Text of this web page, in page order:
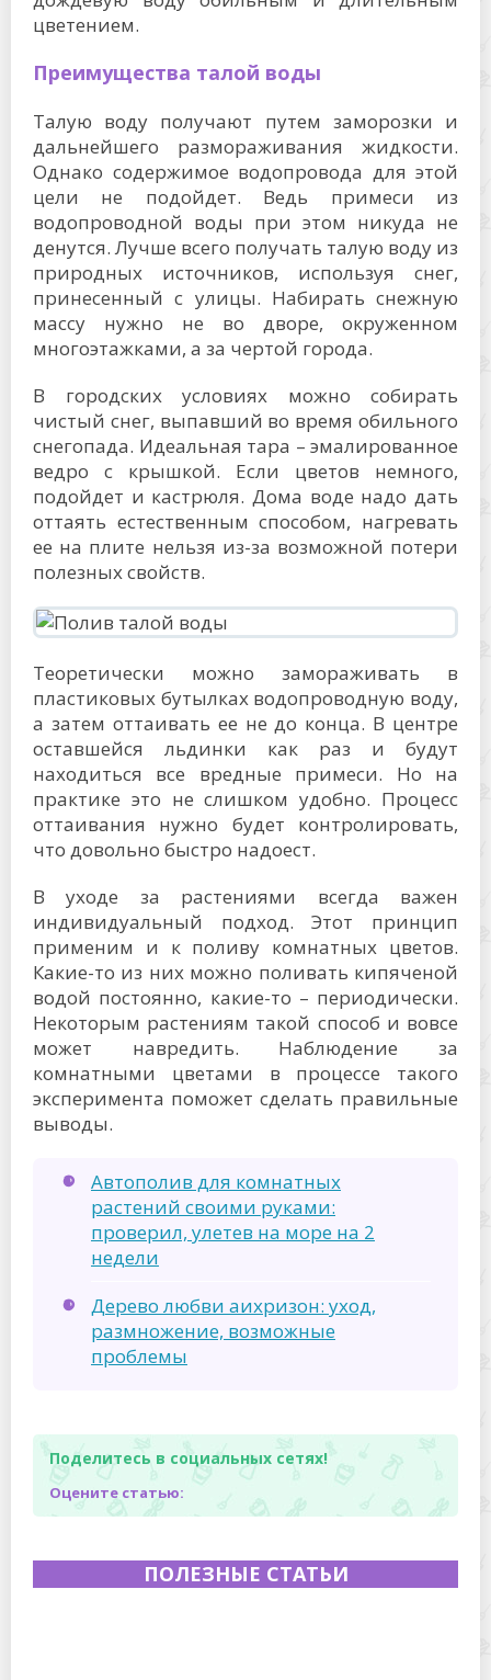
цветением.
Преимущества талой воды
Талую воду получают путем заморозки и
дальнейшего размораживания жидкости.
Однако содержимое водопровода для этой
цели не подойдет. Ведь примеси из
водопроводной воды при этом никуда не
денутся. Лучше всего получать талую воду из
природных источников, используя снег,
принесенный с улицы. Набирать снежную
массу нужно не во дворе, окруженном
многоэтажками, а за чертой города.
В городских условиях можно собирать
чистый снег, выпавший во время обильного
снегопада. Идеальная тара – эмалированное
ведро с крышкой. Если цветов немного,
подойдет и кастрюля. Дома воде надо дать
оттаять естественным способом, нагревать
ее на плите нельзя из-за возможной потери
полезных свойств.
Теоретически можно замораживать в
пластиковых бутылках водопроводную воду,
а затем оттаивать ее не до конца. В центре
оставшейся льдинки как раз и будут
находиться все вредные примеси. Но на
практике это не слишком удобно. Процесс
оттаивания нужно будет контролировать,
что довольно быстро надоест.
В уходе за растениями всегда важен
индивидуальный подход. Этот принцип
применим и к поливу комнатных цветов.
Какие-то из них можно поливать кипяченой
водой постоянно, какие-то – периодически.
Некоторым растениям такой способ и вовсе
может навредить. Наблюдение за
комнатными цветами в процессе такого
эксперимента поможет сделать правильные
выводы.
Автополив для комнатных
растений своими руками:
проверил, улетев на море на 2
недели
Дерево любви аихризон: уход,
размножение, возможные
проблемы
Поделитесь в социальных сетях!
Оцените статью:
ПОЛЕЗНЫЕ СТАТЬИ